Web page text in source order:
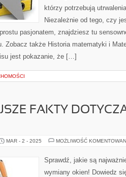
którzy potrzebują
Niezależnie od tego, czy
pasjonatem, znajdziesz tu
Zobacz także Historia matematyki i
jest pokazanie, że […]
FAKTY
MAR - 2 - 2025 MOŻLIWOŚĆ
Sprawdź, jakie są
wymiany okien! Dowiedz